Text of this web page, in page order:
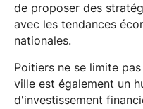
de proposer des
avec les tendances
nationales.
Poitiers ne se limite
ville est également un
d'investissement